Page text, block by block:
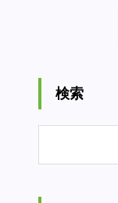
検索